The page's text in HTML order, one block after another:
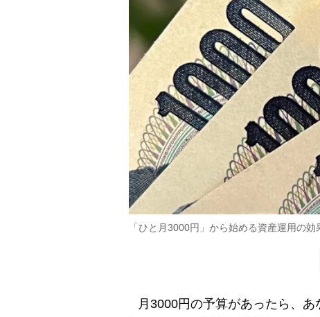
「ひと月3000円」から始める資産運用の効
月3000円の予算があったら、